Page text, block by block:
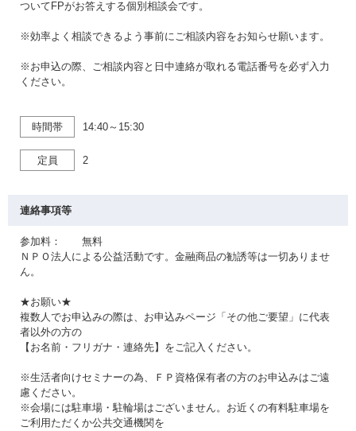
ついてFPがお答えする個別相談会です。
※効率よく相談できるよう事前にご相談内容をお知らせ願います。
※お申込の際、ご相談内容と日中連絡が取れる電話番号を必ず入力
ください。
時間帯 14:40～15:30
定員 2
連絡事項等
参加料： 無料
ＮＰＯ法人による公益活動です。金融商品の勧誘等は一切ありませ
ん。
★お願い★
複数人でお申込みの際は、お申込みページ「その他ご要望」に代表
者以外の方の
【お名前・フリガナ・連絡先】をご記入ください。
※生活者向けセミナーの為、ＦＰ資格保有者の方のお申込みはご遠
慮ください。
※会場には駐車場・駐輪場はございません。お近くの有料駐車場を
ご利用ただくか公共交通機関を